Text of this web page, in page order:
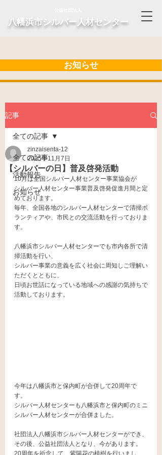
​八幡浜市シルバー人材センター
お知らせ
記事
全ての記事
活動報告
お知らせ
全ての記事
【シルバーの日】普及啓発活動
zinzaisenta-12
2025年11月7日
10月は全国シルバー人材センター事業協会が
シルバー人材センター事業普及啓発促進月間と定
めております。
毎年、全国各地のシルバー人材センターで清掃ボ
ランティアや、市民との交流活動を行っておりま
す。
八幡浜市シルバー人材センターでも市内各所で清
掃活動を行い、
シルバー事業の意義を広く社会に周知しご理解い
ただくとともに、
日頃お世話になっている地域への感謝の気持ちで
活動しております。
今年は八幡浜市と保内町が合併して20周年で
す。
シルバー人材センターも八幡浜市と保内町のミニ
シルバー人材センターが合併ました。
社団法人八幡浜市シルバー人材センターができ、
その後、公益社団法人となり、今があります。